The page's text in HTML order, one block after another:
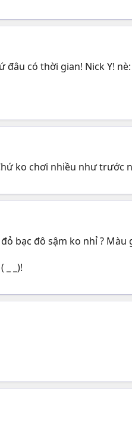
đâu có thời gian! Nick Y! nè:
ko chơi nhiều như trước
bạc đô sậm ko nhỉ ?
_)!